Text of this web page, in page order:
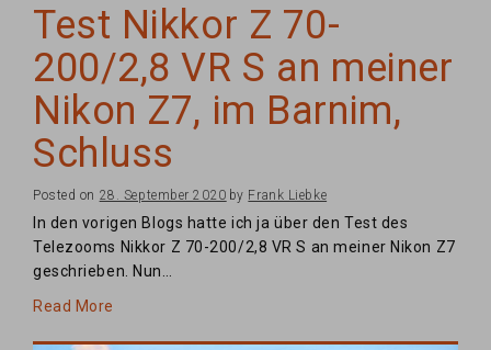
Test Nikkor Z 70-
200/2,8 VR S an meiner
Nikon Z7, im Barnim,
Schluss
Posted on 28. September 2020 by Frank Liebke
In den vorigen Blogs hatte ich ja über den Test des
Telezooms Nikkor Z 70-200/2,8 VR S an meiner Nikon Z7
geschrieben. Nun…
Read More